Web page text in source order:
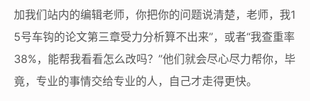
加我们站内的编辑老师，你把你的问题说清楚，老师，我1
5号车钩的论文第三章受力分析算不出来”，或者“我查重率
38%，能帮我看看怎么改吗？”他们就会尽心尽力帮你，毕
竟，专业的事情交给专业的人，自己才走得更快。